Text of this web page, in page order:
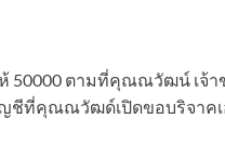
50000 ตามที่คุณณวัฒน์ เจ้
ชีที่คุณณวัฒด์เปิดขอบริจาคเ